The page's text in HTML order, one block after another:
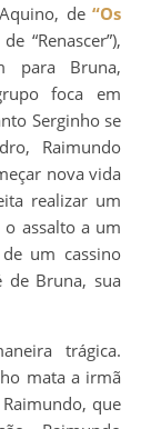
de “Os
“Renascer”),
para Bruna,
foca em
Serginho se
Raimundo
nova vida
realizar um
assalto a um
um cassino
de Bruna, sua
trágica.
mata a irmã
que